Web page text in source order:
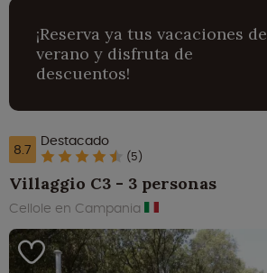
¡Reserva ya tus vacaciones de
verano y disfruta de
descuentos!
8.7 Destacado
(5)
Villaggio C3 - 3 personas
Cellole en Campania